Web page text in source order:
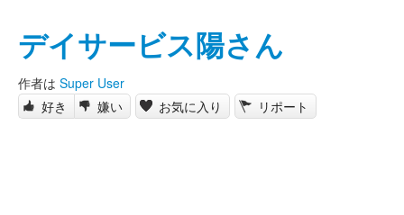
デイサービス陽さん
作者は Super User
好き
嫌い お気に入り リポート